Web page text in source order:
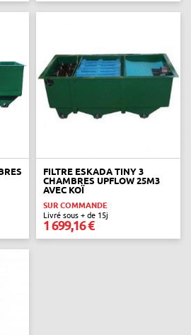
FILTRE ESKADA TINY 3
CHAMBRES UPFLOW 25M3
AVEC KOÏ
SUR COMMANDE
Livré sous + de 15j
1 699,16 €